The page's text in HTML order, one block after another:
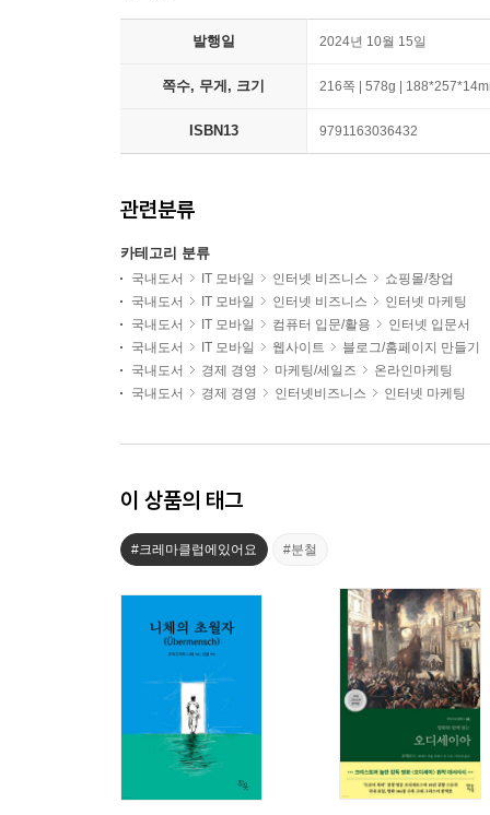
발행일 2024년 10월 15일
쪽수, 무게, 크기 216쪽 | 578g |
ISBN13 9791163036432
관련분류
카테고리 분류
국내도서 IT 모바일 인터넷 비즈니스
쇼핑몰/창업
국내도서
IT 모바일 인터넷 비즈니스
인터넷 마케팅
국내도서
IT 모바일 컴퓨터 입문/활용
인터넷 입문서
국내도서
IT 모바일 웹사이트
블로그/홈페이지 만들기
국내도서
경제 경영 마케팅/세일즈
온라인마케팅
국내도서
경제 경영 인터넷비즈니스 인터넷 마케팅
이 상품의 태그
#크레마클럽에있어요 #분철